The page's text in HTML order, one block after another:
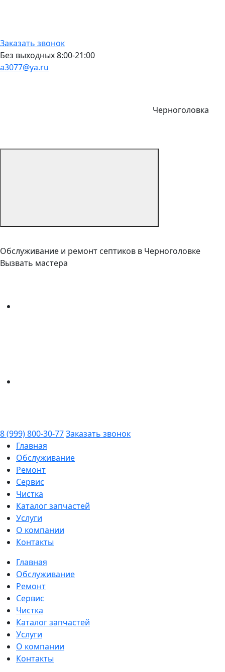
Заказать звонок
Без выходных 8:00-21:00
a3077@ya.ru
Черноголовка
Обслуживание и ремонт септиков в Черноголовке
Вызвать мастера
8 (999) 800-30-77Заказать звонок
Главная
Обслуживание
Ремонт
Сервис
Чистка
Каталог запчастей
Услуги
О компании
Контакты
Главная
Обслуживание
Ремонт
Сервис
Чистка
Каталог запчастей
Услуги
О компании
Контакты